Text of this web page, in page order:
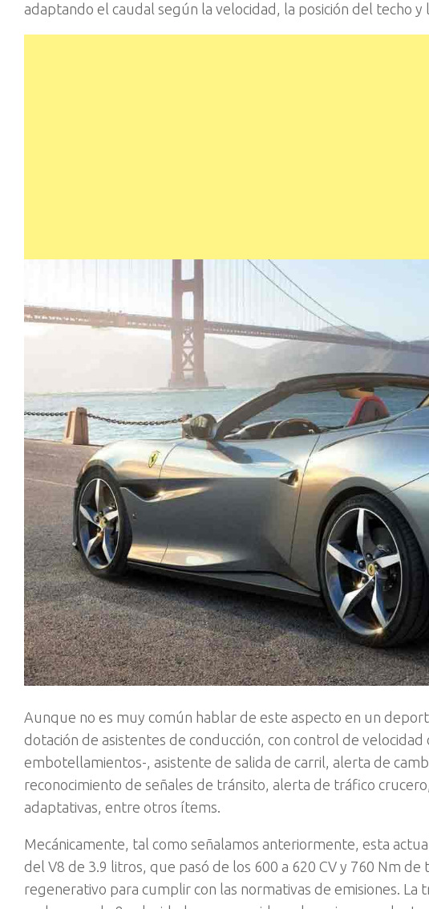
adaptando el caudal según la velocidad, la posición del techo
Aunque no es muy común hablar de este aspecto en un
dotación de asistentes de conducción, con control de
embotellamientos-, asistente de salida de carril, alerta de
reconocimiento de señales de tránsito, alerta de tráfico
adaptativas, entre otros ítems.
Mecánicamente, tal como señalamos anteriormente, esta
del V8 de 3.9 litros, que pasó de los 600 a 620 CV y 760 Nm
regenerativo para cumplir con las normativas de emisiones. La